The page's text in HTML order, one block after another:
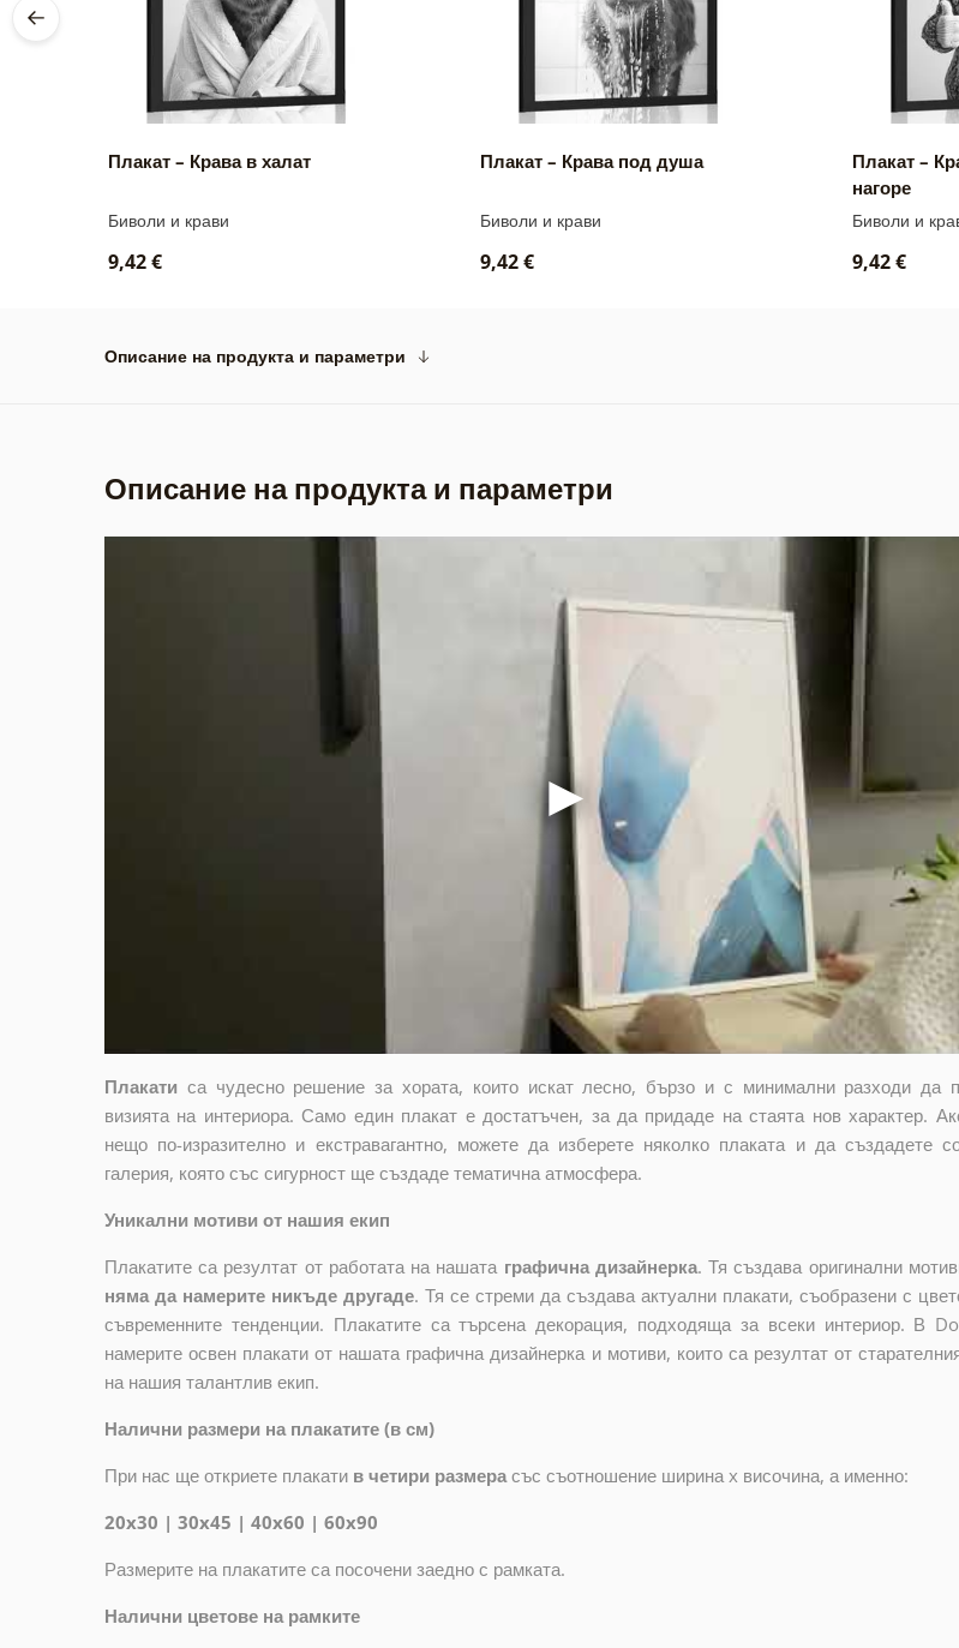
Плакат – Крава в халат
Биволи и крави
9,42 €
Плакат – Крава под душа
Биволи и крави
9,42 €
Плакат –
нагоре
Биволи и
9,42 €
Описание на продукта и параметри
Описание на продукта и параметри
Плакати са чудесно решение за хората, които искат лесно, бързо и с минимални разходи да
визията на интериора. Само един плакат е достатъчен, за да придаде на стаята нов характер.
нещо по-изразително и екстравагантно, можете да изберете няколко плаката и да създадете
галерия, която със сигурност ще създаде тематична атмосфера.
Уникални мотиви от нашия екип
Плакатите са резултат от работата на нашата графична дизайнерка. Тя създава оригинални
няма да намерите никъде другаде. Тя се стреми да създава актуални плакати, съобразени с
съвременните тенденции. Плакатите са търсена декорация, подходяща за всеки интериор. В
намерите освен плакати от нашата графична дизайнерка и мотиви, които са резултат от
на нашия талантлив екип.
Налични размери на плакатите (в см)
При нас ще откриете плакати в четири размера със съотношение ширина x височина, а именно:
20x30 | 30x45 | 40x60 | 60x90
Размерите на плакатите са посочени заедно с рамката.
Налични цветове на рамките